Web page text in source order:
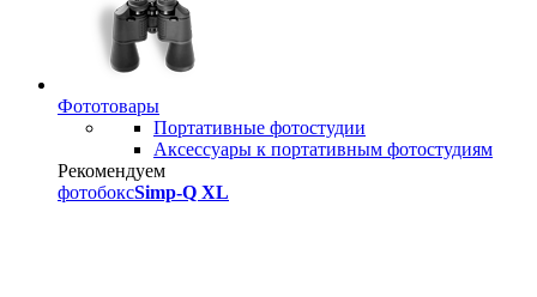
Фототовары
Портативные фотостудии
Аксессуары к портативным фотостудиям
Рекомендуем
фотобоксSimp-Q XL